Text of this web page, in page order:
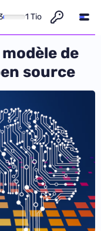
1 Tio
de
source